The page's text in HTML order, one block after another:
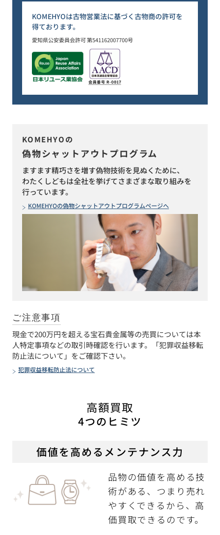
KOMEHYOは古物営業法に基づく古物商の許可を
得ております。
愛知県公安委員会許可 第541162007700号
KOMEHYOの
偽物シャットアウトプログラム
ますます精巧さを増す偽物技術を見ぬくために、
わたくしどもは全社を挙げてさまざまな取り組みを
行っています。
KOMEHYOの偽物シャットアウトプログラムページへ
ご注意事項
現金で200万円を超える宝石貴金属等の売買については本
人特定事項などの取引時確認を行います。「犯罪収益移転
防止法について」をご確認下さい。
犯罪収益移転防止法について
高額買取
4つのヒミツ
価値を高めるメンテナンス力
品物の価値を高める技
術がある、つまり売れ
やすくできるから、高
価買取できるのです。